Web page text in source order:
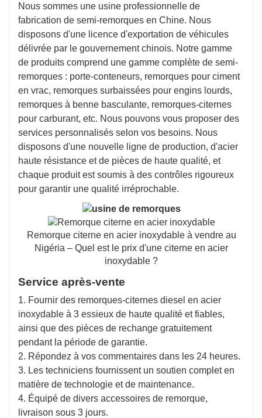
Nous sommes une usine professionnelle de
fabrication de semi-remorques en Chine. Nous
disposons d'une licence d'exportation de véhicules
délivrée par le gouvernement chinois. Notre gamme
de produits comprend une gamme complète de semi-
remorques : porte-conteneurs, remorques pour ciment
en vrac, remorques surbaissées pour engins lourds,
remorques à benne basculante, remorques-citernes
pour carburant, etc. Nous pouvons vous proposer des
services personnalisés selon vos besoins. Nous
disposons d'une nouvelle ligne de production, d'acier
haute résistance et de pièces de haute qualité, et
chaque produit est soumis à des contrôles rigoureux
pour garantir une qualité irréprochable.
Remorque citerne en acier inoxydable à vendre au
Nigéria – Quel est le prix d'une citerne en acier
inoxydable ?
Service après-vente
1. Fournir des remorques-citernes diesel en acier
inoxydable à 3 essieux de haute qualité et fiables,
ainsi que des pièces de rechange gratuitement
pendant la période de garantie.
2. Répondez à vos commentaires dans les 24 heures.
3. Les techniciens fournissent un soutien complet en
matière de technologie et de maintenance.
4. Équipé de divers accessoires de remorque,
livraison sous 3 jours.